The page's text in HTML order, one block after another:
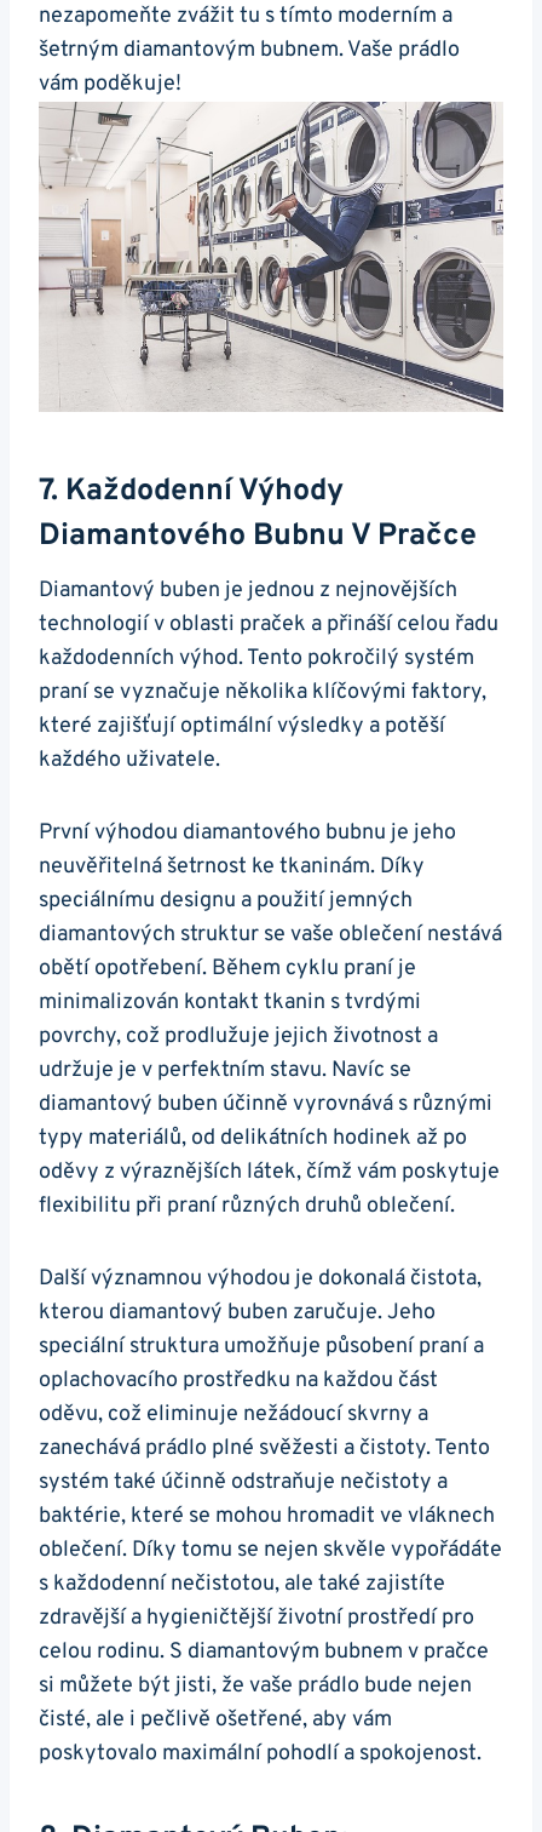
⁣nezapomeňte zvážit tu ⁣s ​tímto moderním ⁣a
‌šetrným diamantovým bubnem. Vaše​ prádlo
vám poděkuje!
7. Každodenní Výhody
Diamantového ⁣bubnu V Pračce
Diamantový buben ‌je ⁤jednou z nejnovějších
technologií v oblasti praček a přináší⁤ celou‌ řadu
každodenních výhod. Tento pokročilý systém‌
praní se vyznačuje několika ⁤klíčovými ⁤faktory,
které zajišťují optimální výsledky a potěší
každého uživatele.
První výhodou diamantového bubnu je​ jeho
neuvěřitelná​ šetrnost ​ke tkaninám. Díky
speciálnímu designu a použití ‌jemných ​
diamantových struktur se vaše oblečení nestává
obětí opotřebení. Během ⁣cyklu praní je​
minimalizován kontakt​ tkanin⁤ s⁣ tvrdými
povrchy,⁣ což ⁢prodlužuje jejich životnost a
udržuje je v ⁢perfektním⁢ stavu. Navíc se
diamantový buben účinně⁢ vyrovnává s různými
typy materiálů,​ od delikátních hodinek až po
oděvy z výraznějších látek, ‍čímž vám ⁢poskytuje
flexibilitu při praní ‌různých druhů oblečení.
Další​ významnou výhodou je dokonalá čistota,
kterou ⁤diamantový buben zaručuje. ‌Jeho
speciální struktura umožňuje ⁤působení ‍praní a
oplachovacího prostředku na‍ každou část
oděvu, což eliminuje nežádoucí⁢ skvrny a ​
zanechává​ prádlo plné svěžesti a⁢ čistoty. Tento
⁤systém také účinně odstraňuje nečistoty a
baktérie,⁤ které se⁣ mohou⁣ hromadit⁣ ve ‌vláknech
oblečení.​ Díky tomu⁢ se nejen skvěle vypořádáte
s ⁤každodenní nečistotou, ale také zajistíte
zdravější a hygieničtější životní prostředí ‌pro
celou⁣ rodinu. S diamantovým ​bubnem v pračce
si ​můžete být⁣ jisti,⁣ že vaše prádlo‌ bude ⁣nejen
čisté,⁤ ale i‌ pečlivě ošetřené, ‌aby vám
⁣poskytovalo⁢ maximální⁢ pohodlí a spokojenost.